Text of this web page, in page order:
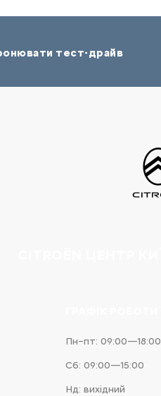
тест-драйв
Пн–пт: 09:00—18:00
Сб: 09:00—15:00
Нд: вихідний